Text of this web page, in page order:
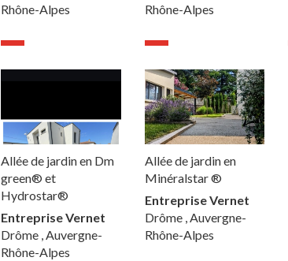
Rhône-Alpes
Rhône-Alpes
Allée de jardin en Dm
green® et
Hydrostar®
Entreprise Vernet
Drôme , Auvergne-
Rhône-Alpes
Allée de jardin en
Minéralstar ®
Entreprise Vernet
Drôme , Auvergne-
Rhône-Alpes